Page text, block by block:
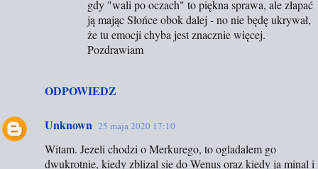
ODPOWIEDZ
gdy "wali po oczach" to piękna sprawa, ale złapać
ją mając Słońce obok dalej - no nie będę ukrywał,
że tu emocji chyba jest znacznie więcej.
Pozdrawiam
Unknown 25 maja 2020 17:10
Witam. Jezeli chodzi o Merkurego, to ogladalem go
dwukrotnie, kiedy zblizal sie do Wenus oraz kiedy ja minal i